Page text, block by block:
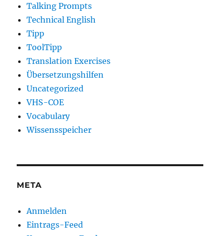
Talking Prompts
Technical English
Tipp
ToolTipp
Translation Exercises
Übersetzungshilfen
Uncategorized
VHS-COE
Vocabulary
Wissensspeicher
META
Anmelden
Eintrags-Feed